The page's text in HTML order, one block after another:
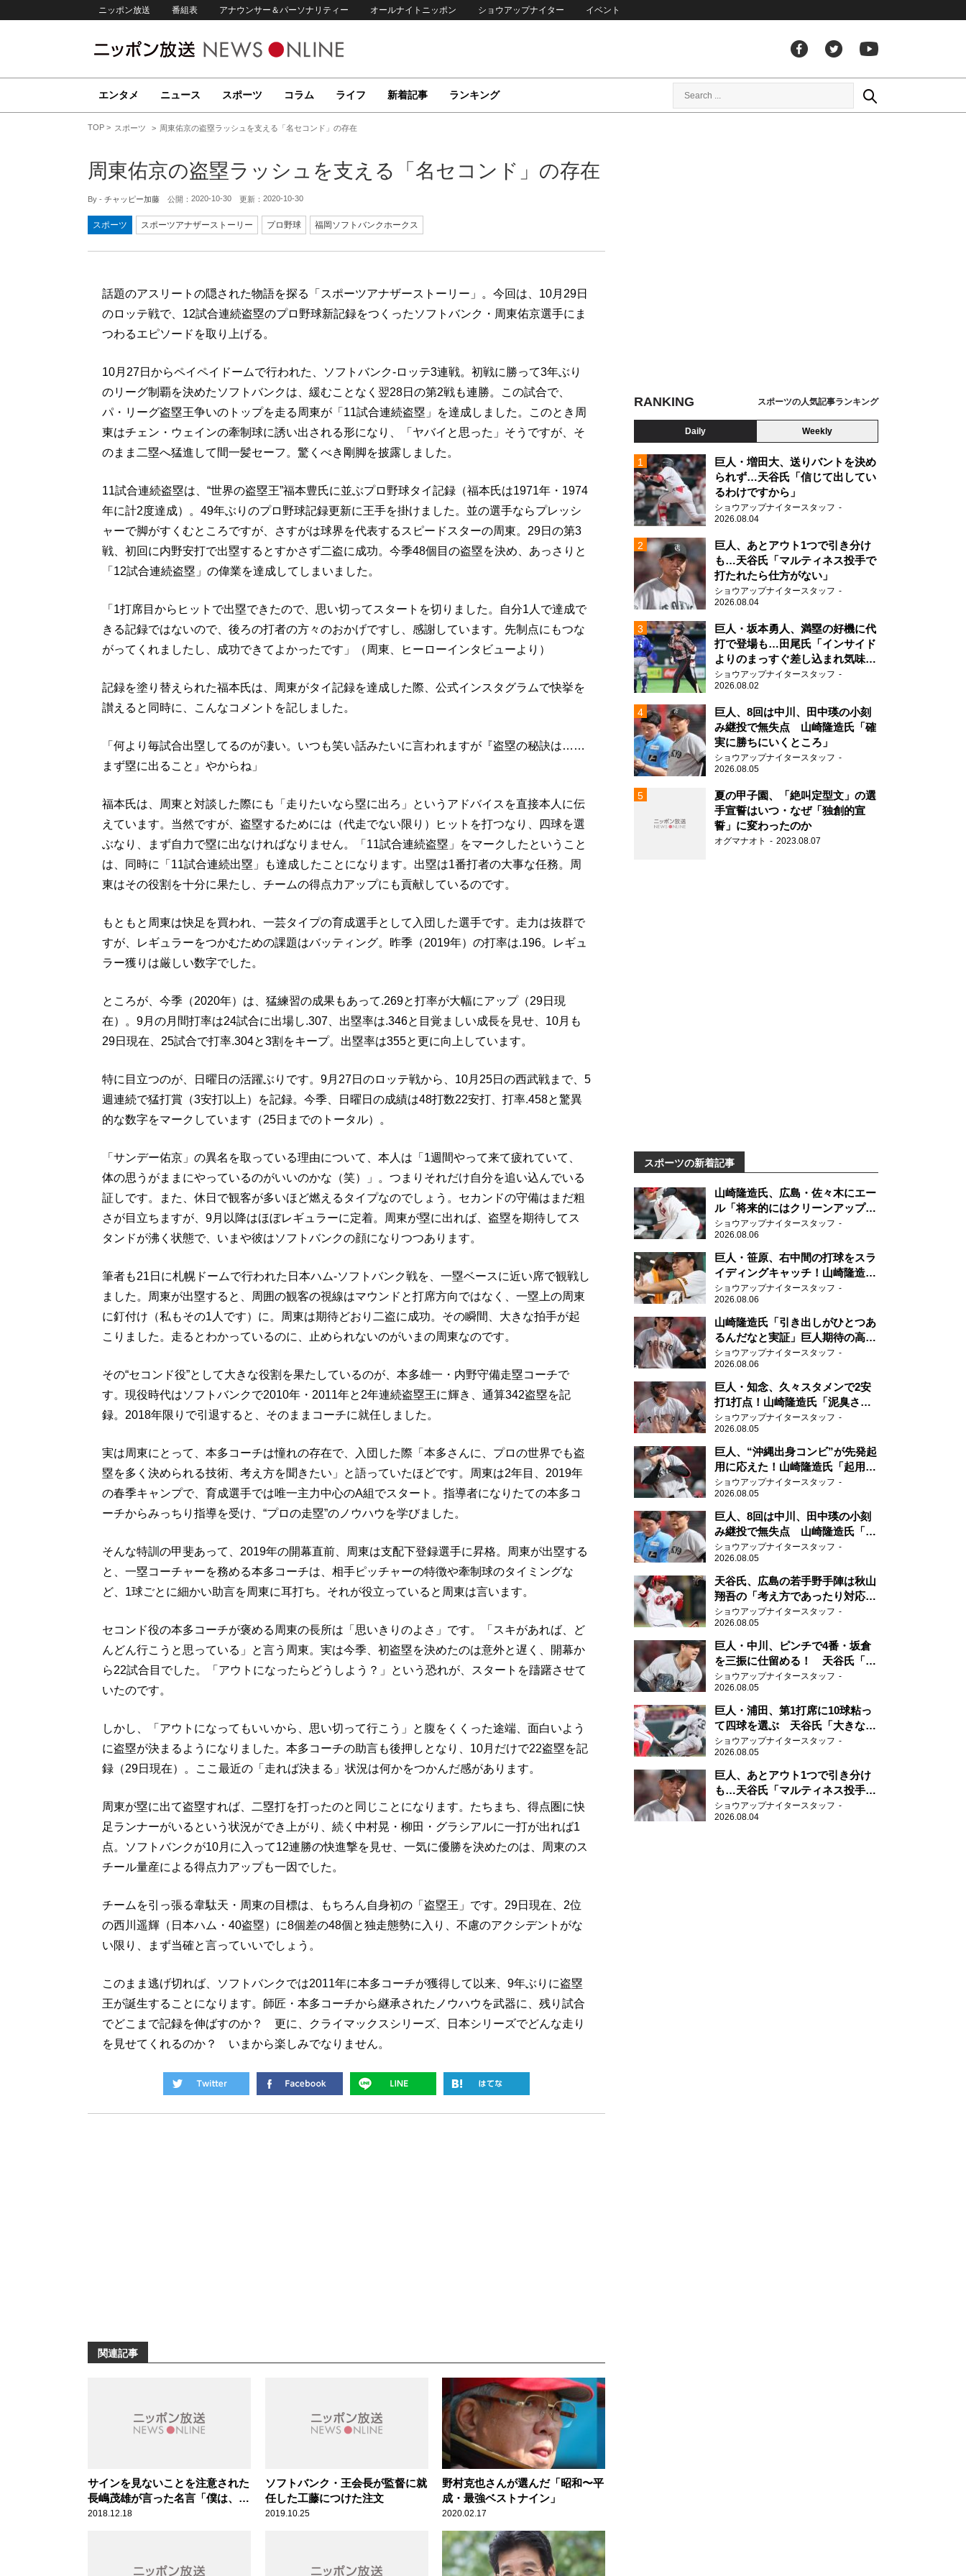
ニッポン放送 番組表 アナウンサー＆パーソナリティー オールナイトニッポン ショウアップナイター イベント
エンタメ ニュース スポーツ コラム ライフ 新着記事 ランキング
TOP スポーツ 周東佑京の盗塁ラッシュを支える「名セコンド」の存在
周東佑京の盗塁ラッシュを支える「名セコンド」の存在
By - チャッピー加藤 公開： 2020-10-30 更新： 2020-10-30
スポーツ スポーツアナザーストーリー プロ野球 福岡ソフトバンクホークス
話題のアスリートの隠された物語を探る「スポーツアナザーストーリー」。今回は、10月29日
のロッテ戦で、12試合連続盗塁のプロ野球新記録をつくったソフトバンク・周東佑京選手にま
つわるエピソードを取り上げる。
10月27日からペイペイドームで行われた、ソフトバンク-ロッテ3連戦。初戦に勝って3年ぶり
のリーグ制覇を決めたソフトバンクは、緩むことなく翌28日の第2戦も連勝。この試合で、
パ・リーグ盗塁王争いのトップを走る周東が「11試合連続盗塁」を達成しました。このとき周
東はチェン・ウェインの牽制球に誘い出される形になり、「ヤバイと思った」そうですが、そ
のまま二塁へ猛進して間一髪セーフ。驚くべき剛脚を披露しました。
11試合連続盗塁は、“世界の盗塁王”福本豊氏に並ぶプロ野球タイ記録（福本氏は1971年・1974
年に計2度達成）。49年ぶりのプロ野球記録更新に王手を掛けました。並の選手ならプレッシ
ャーで脚がすくむところですが、さすがは球界を代表するスピードスターの周東。29日の第3
戦、初回に内野安打で出塁するとすかさず二盗に成功。今季48個目の盗塁を決め、あっさりと
「12試合連続盗塁」の偉業を達成してしまいました。
「1打席目からヒットで出塁できたので、思い切ってスタートを切りました。自分1人で達成で
きる記録ではないので、後ろの打者の方々のおかげですし、感謝しています。先制点にもつな
がってくれましたし、成功できてよかったです」（周東、ヒーローインタビューより）
記録を塗り替えられた福本氏は、周東がタイ記録を達成した際、公式インスタグラムで快挙を
讃えると同時に、こんなコメントを記しました。
「何より毎試合出塁してるのが凄い。いつも笑い話みたいに言われますが『盗塁の秘訣は……
まず塁に出ること』やからね」
福本氏は、周東と対談した際にも「走りたいなら塁に出ろ」というアドバイスを直接本人に伝
えています。当然ですが、盗塁するためには（代走でない限り）ヒットを打つなり、四球を選
ぶなり、まず自力で塁に出なければなりません。「11試合連続盗塁」をマークしたということ
は、同時に「11試合連続出塁」も達成したことになります。出塁は1番打者の大事な任務。周
東はその役割を十分に果たし、チームの得点力アップにも貢献しているのです。
もともと周東は快足を買われ、一芸タイプの育成選手として入団した選手です。走力は抜群で
すが、レギュラーをつかむための課題はバッティング。昨季（2019年）の打率は.196。レギュ
ラー獲りは厳しい数字でした。
ところが、今季（2020年）は、猛練習の成果もあって.269と打率が大幅にアップ（29日現
在）。9月の月間打率は24試合に出場し.307、出塁率は.346と目覚ましい成長を見せ、10月も
29日現在、25試合で打率.304と3割をキープ。出塁率は355と更に向上しています。
特に目立つのが、日曜日の活躍ぶりです。9月27日のロッテ戦から、10月25日の西武戦まで、5
週連続で猛打賞（3安打以上）を記録。今季、日曜日の成績は48打数22安打、打率.458と驚異
的な数字をマークしています（25日までのトータル）。
「サンデー佑京」の異名を取っている理由について、本人は「1週間やって来て疲れていて、
体の思うがままにやっているのがいいのかな（笑）」。つまりそれだけ自分を追い込んでいる
証しです。また、休日で観客が多いほど燃えるタイプなのでしょう。セカンドの守備はまだ粗
さが目立ちますが、9月以降はほぼレギュラーに定着。周東が塁に出れば、盗塁を期待してス
タンドが沸く状態で、いまや彼はソフトバンクの顔になりつつあります。
筆者も21日に札幌ドームで行われた日本ハム-ソフトバンク戦を、一塁ベースに近い席で観戦し
ました。周東が出塁すると、周囲の観客の視線はマウンドと打席方向ではなく、一塁上の周東
に釘付け（私もその1人です）に。周東は期待どおり二盗に成功。その瞬間、大きな拍手が起
こりました。走るとわかっているのに、止められないのがいまの周東なのです。
その“セコンド役”として大きな役割を果たしているのが、本多雄一・内野守備走塁コーチで
す。現役時代はソフトバンクで2010年・2011年と2年連続盗塁王に輝き、通算342盗塁を記
録。2018年限りで引退すると、そのままコーチに就任しました。
実は周東にとって、本多コーチは憧れの存在で、入団した際「本多さんに、プロの世界でも盗
塁を多く決められる技術、考え方を聞きたい」と語っていたほどです。周東は2年目、2019年
の春季キャンプで、育成選手では唯一主力中心のA組でスタート。指導者になりたての本多コ
ーチからみっちり指導を受け、“プロの走塁”のノウハウを学びました。
そんな特訓の甲斐あって、2019年の開幕直前、周東は支配下登録選手に昇格。周東が出塁する
と、一塁コーチャーを務める本多コーチは、相手ピッチャーの特徴や牽制球のタイミングな
ど、1球ごとに細かい助言を周東に耳打ち。それが役立っていると周東は言います。
セコンド役の本多コーチが褒める周東の長所は「思いきりのよさ」です。「スキがあれば、ど
んどん行こうと思っている」と言う周東。実は今季、初盗塁を決めたのは意外と遅く、開幕か
ら22試合目でした。「アウトになったらどうしよう？」という恐れが、スタートを躊躇させて
いたのです。
しかし、「アウトになってもいいから、思い切って行こう」と腹をくくった途端、面白いよう
に盗塁が決まるようになりました。本多コーチの助言も後押しとなり、10月だけで22盗塁を記
録（29日現在）。ここ最近の「走れば決まる」状況は何かをつかんだ感があります。
周東が塁に出て盗塁すれば、二塁打を打ったのと同じことになります。たちまち、得点圏に快
足ランナーがいるという状況ができ上がり、続く中村晃・柳田・グラシアルに一打が出れば1
点。ソフトバンクが10月に入って12連勝の快進撃を見せ、一気に優勝を決めたのは、周東のス
チール量産による得点力アップも一因でした。
チームを引っ張る韋駄天・周東の目標は、もちろん自身初の「盗塁王」です。29日現在、2位
の西川遥輝（日本ハム・40盗塁）に8個差の48個と独走態勢に入り、不慮のアクシデントがな
い限り、まず当確と言っていいでしょう。
このまま逃げ切れば、ソフトバンクでは2011年に本多コーチが獲得して以来、9年ぶりに盗塁
王が誕生することになります。師匠・本多コーチから継承されたノウハウを武器に、残り試合
でどこまで記録を伸ばすのか？ 更に、クライマックスシリーズ、日本シリーズでどんな走り
を見せてくれるのか？ いまから楽しみでなりません。
関連記事
サインを見ないことを注意された
長嶋茂雄が言った名言「僕は、巨
人軍の4番打者だよ。サインなん
2018.12.18
ソフトバンク・王会長が監督に就
任した工藤につけた注文
2019.10.25
野村克也さんが選んだ「昭和〜平
成・最強ベストナイン」
2020.02.17
RANKING スポーツの人気記事ランキング
Daily Weekly
巨人・増田大、送りバントを決め
られず…天谷氏「信じて出してい
るわけですから」
ショウアップナイタースタッフ
2026.08.04
巨人、あとアウト1つで引き分け
も…天谷氏「マルティネス投手で
打たれたら仕方がない」
ショウアップナイタースタッフ
2026.08.04
巨人・坂本勇人、満塁の好機に代
打で登場も…田尾氏「インサイド
よりのまっすぐ差し込まれ気味で
したね」
ショウアップナイタースタッフ
2026.08.02
巨人、8回は中川、田中瑛の小刻
み継投で無失点 山崎隆造氏「確
実に勝ちにいくところ」
ショウアップナイタースタッフ
2026.08.05
夏の甲子園、「絶叫定型文」の選
手宣誓はいつ・なぜ「独創的宣
誓」に変わったのか
オグマナオト 2023.08.07
スポーツの新着記事
山崎隆造氏、広島・佐々木にエー
ル「将来的にはクリーンアップを
任せられるくらいまでは成長し
て」
ショウアップナイタースタッフ
2026.08.06
巨人・笹原、右中間の打球をスラ
イディングキャッチ！山崎隆造氏
「一歩でも遅れたら…」
ショウアップナイタースタッフ
2026.08.06
山崎隆造氏「引き出しがひとつあ
るんだなと実証」巨人期待の高卒
2年目が技あり安打
ショウアップナイタースタッフ
2026.08.06
巨人・知念、久々スタメンで2安
打1打点！山崎隆造氏「泥臭さを
感じる」、「ジャイアンツには少
ないタイプ」
ショウアップナイタースタッフ
2026.08.05
巨人、“沖縄出身コンビ”が先発起
用に応えた！山崎隆造氏「起用が
当たった」
ショウアップナイタースタッフ
2026.08.05
巨人、8回は中川、田中瑛の小刻
み継投で無失点 山崎隆造氏「確
実に勝ちにいくところ」
ショウアップナイタースタッフ
2026.08.05
天谷氏、広島の若手野手陣は秋山
翔吾の「考え方であったり対応力
を勉強して」
ショウアップナイタースタッフ
2026.08.05
巨人・中川、ピンチで4番・坂倉
を三振に仕留める！ 天谷氏「投
げミスなく追い込んだ。そこに尽
きる」
ショウアップナイタースタッフ
2026.08.05
巨人・浦田、第1打席に10球粘っ
て四球を選ぶ 天谷氏「大きなダ
メージを与えることができた四
球」
ショウアップナイタースタッフ
2026.08.05
巨人、あとアウト1つで引き分け
も…天谷氏「マルティネス投手で
打たれたら仕方がない」
ショウアップナイタースタッフ
2026.08.04